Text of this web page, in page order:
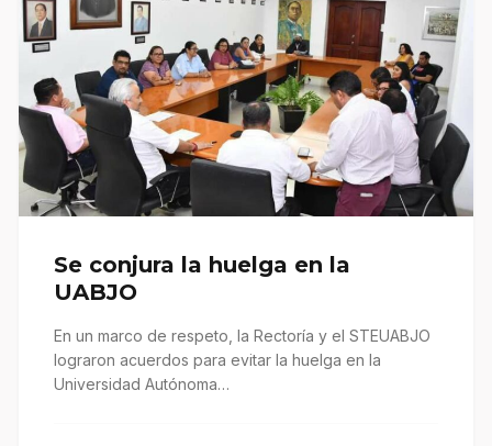
Se conjura la huelga en la
UABJO
En un marco de respeto, la Rectoría y el STEUABJO
lograron acuerdos para evitar la huelga en la
Universidad Autónoma…